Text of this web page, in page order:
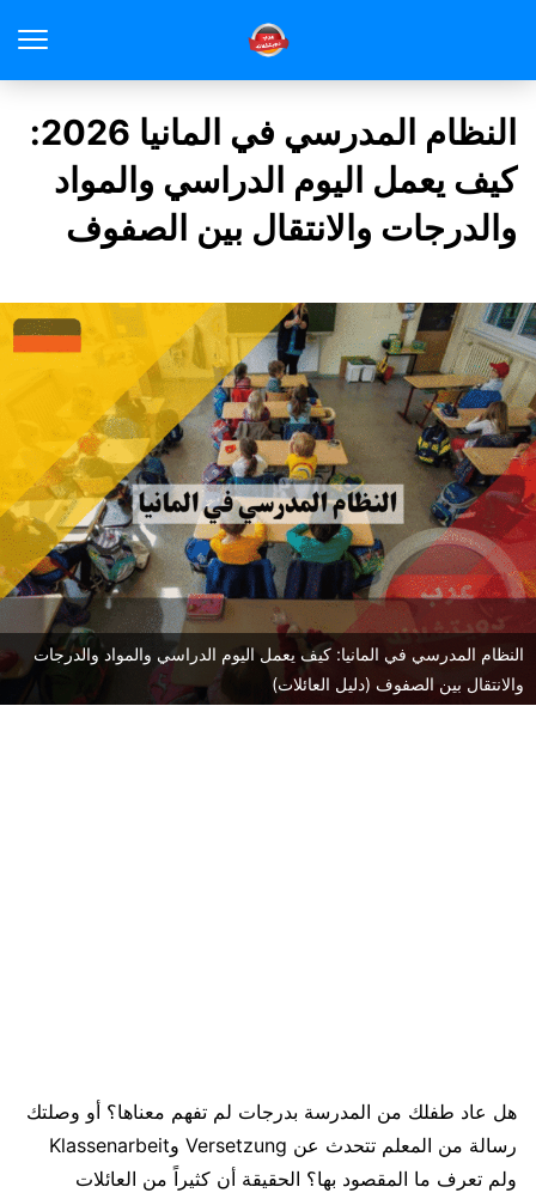
النظام المدرسي في المانيا 2026:
كيف يعمل اليوم الدراسي والمواد
والدرجات والانتقال بين الصفوف
النظام المدرسي في المانيا: كيف يعمل اليوم الدراسي والمواد والدرجات
والانتقال بين الصفوف (دليل العائلات)
هل عاد طفلك من المدرسة بدرجات لم تفهم معناها؟ أو وصلتك
رسالة من المعلم تتحدث عن Versetzung وKlassenarbeit
ولم تعرف ما المقصود بها؟ الحقيقة أن كثيراً من العائلات